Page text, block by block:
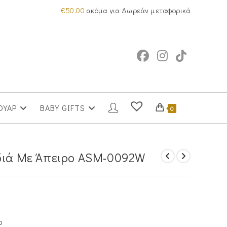
€50.00 ακόμα για Δωρεάν μεταφορικά
BABY GIFTS 0
Με Άπειρο ASM-0092W